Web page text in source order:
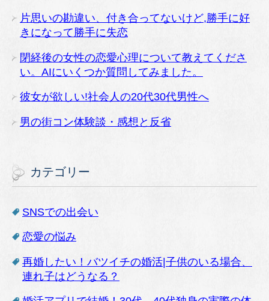
片思いの勘違い、付き合ってないけど,勝手に好
きになって勝手に失恋
閉経後の女性の恋愛心理について教えてくださ
い。AIにいくつか質問してみました。
彼女が欲しい!社会人の20代30代男性へ
男の街コン体験談・感想と反省
カテゴリー
SNSでの出会い
恋愛の悩み
再婚したい！バツイチの婚活|子供のいる場合、
連れ子はどうなる？